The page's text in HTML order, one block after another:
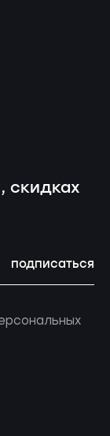
скидках
подписаться